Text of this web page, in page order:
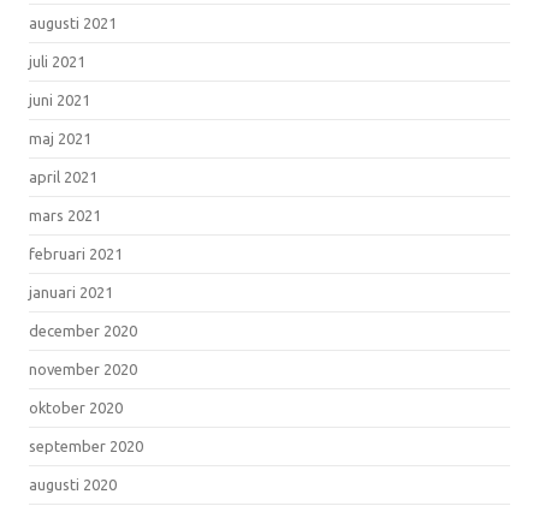
augusti 2021
juli 2021
juni 2021
maj 2021
april 2021
mars 2021
februari 2021
januari 2021
december 2020
november 2020
oktober 2020
september 2020
augusti 2020